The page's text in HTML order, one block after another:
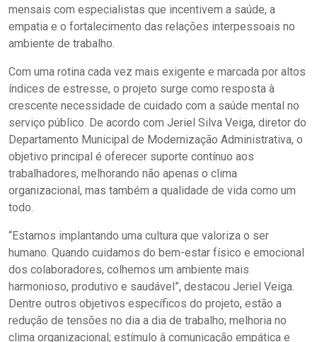
mensais com especialistas que incentivem a saúde, a
empatia e o fortalecimento das relações interpessoais no
ambiente de trabalho.
Com uma rotina cada vez mais exigente e marcada por altos
índices de estresse, o projeto surge como resposta à
crescente necessidade de cuidado com a saúde mental no
serviço público. De acordo com Jeriel Silva Veiga, diretor do
Departamento Municipal de Modernização Administrativa, o
objetivo principal é oferecer suporte contínuo aos
trabalhadores, melhorando não apenas o clima
organizacional, mas também a qualidade de vida como um
todo.
“Estamos implantando uma cultura que valoriza o ser
humano. Quando cuidamos do bem-estar físico e emocional
dos colaboradores, colhemos um ambiente mais
harmonioso, produtivo e saudável”, destacou Jeriel Veiga.
Dentre outros objetivos específicos do projeto, estão a
redução de tensões no dia a dia de trabalho; melhoria no
clima organizacional; estímulo à comunicação empática e